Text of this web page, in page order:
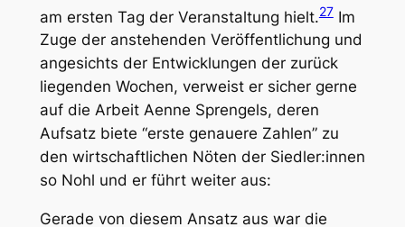
am ersten Tag der Veranstaltung hielt.27Im
Zuge der anstehenden Veröffentlichung und
angesichts der Entwicklungen der zurück
liegenden Wochen, verweist er sicher gerne
auf die Arbeit Aenne Sprengels, deren
Aufsatz biete “erste genauere Zahlen” zu
den wirtschaftlichen Nöten der Siedler:innen
so Nohl und er führt weiter aus:
Gerade von diesem Ansatz aus war die